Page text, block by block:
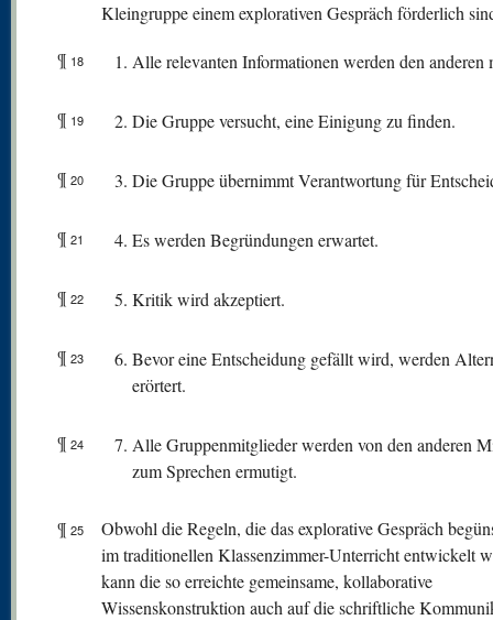
Kleingruppe einem explorativen Gespräch förderlich
¶ 18 Alle relevanten Informationen werden den anderen
¶ 19 Die Gruppe versucht, eine Einigung zu finden.
¶ 20 Die Gruppe übernimmt Verantwortung für
¶ 21 Es werden Begründungen erwartet.
¶ 22 Kritik wird akzeptiert.
¶ 23
Bevor eine Entscheidung gefällt wird, werden
erörtert.
¶ 24
Alle Gruppenmitglieder werden von den anderen
zum Sprechen ermutigt.
¶ 25
Obwohl die Regeln, die das explorative Gespräch
im traditionellen Klassenzimmer-Unterricht entwickelt
kann die so erreichte gemeinsame, kollaborative
Wissenskonstruktion auch auf die schriftliche